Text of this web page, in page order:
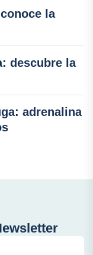
la
descubre la
adrenalina